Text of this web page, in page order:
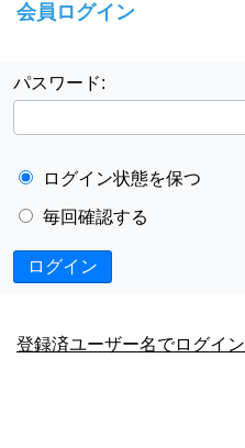
会員ログイン
パスワード:
ログイン状態を保つ
毎回確認する
ログイン
登録済ユーザー名でログイン